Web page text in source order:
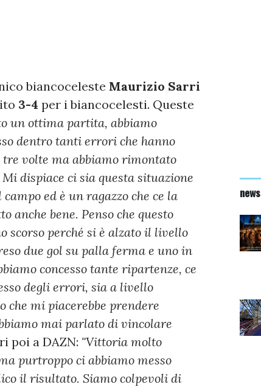
biancoceleste Maurizio Sarri
3-4 per i biancocelesti. Queste
un ottima partita, abbiamo
dentro tanti errori che hanno
volte ma abbiamo rimontato
dispiace ci sia questa situazione
ed è un ragazzo che ce la
bene. Penso che questo
scorso perché si è alzato il livello
due gol su palla ferma e uno in
concesso tante ripartenze, ce
degli errori, sia a livello
che mi piacerebbe prendere
mai parlato di vincolare
poi a DAZN: "Vittoria molto
purtroppo ci abbiamo messo
il risultato. Siamo colpevoli di
news